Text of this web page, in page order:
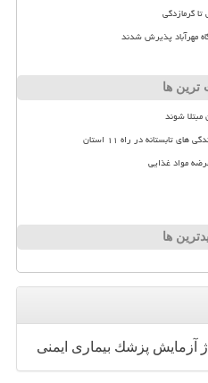
گرمازدگی
ترین ها
شوند
مواد غذایی
ها
آزمایش پزشك بیماری ایمنی